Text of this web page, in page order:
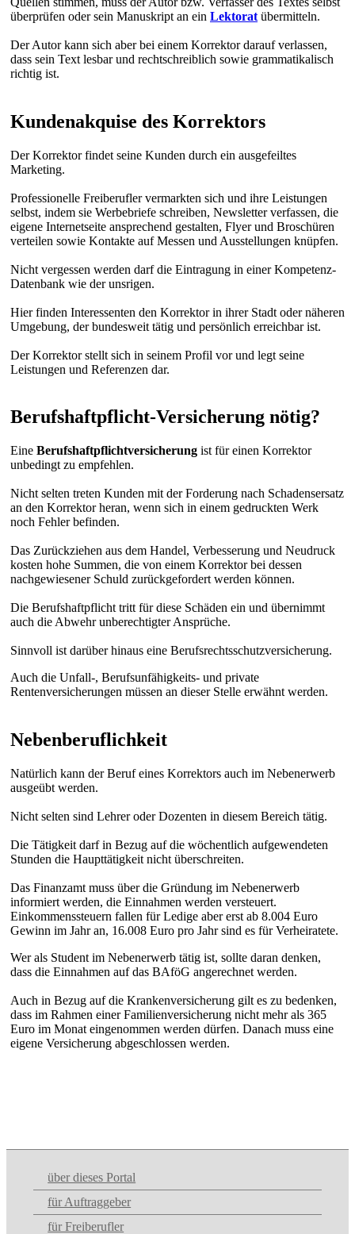
überprüfen oder sein Manuskript an ein Lektorat übermitteln.
Der Autor kann sich aber bei einem Korrektor darauf verlassen,
dass sein Text lesbar und rechtschreiblich sowie grammatikalisch
richtig ist.
Kundenakquise des Korrektors
Der Korrektor findet seine Kunden durch ein ausgefeiltes
Marketing.
Professionelle Freiberufler vermarkten sich und ihre Leistungen
selbst, indem sie Werbebriefe schreiben, Newsletter verfassen, die
eigene Internetseite ansprechend gestalten, Flyer und Broschüren
verteilen sowie Kontakte auf Messen und Ausstellungen knüpfen.
Nicht vergessen werden darf die Eintragung in einer Kompetenz-
Datenbank wie der unsrigen.
Hier finden Interessenten den Korrektor in ihrer Stadt oder näheren
Umgebung, der bundesweit tätig und persönlich erreichbar ist.
Der Korrektor stellt sich in seinem Profil vor und legt seine
Leistungen und Referenzen dar.
Berufshaftpflicht-Versicherung nötig?
Eine Berufshaftpflichtversicherung ist für einen Korrektor
unbedingt zu empfehlen.
Nicht selten treten Kunden mit der Forderung nach Schadensersatz
an den Korrektor heran, wenn sich in einem gedruckten Werk
noch Fehler befinden.
Das Zurückziehen aus dem Handel, Verbesserung und Neudruck
kosten hohe Summen, die von einem Korrektor bei dessen
nachgewiesener Schuld zurückgefordert werden können.
Die Berufshaftpflicht tritt für diese Schäden ein und übernimmt
auch die Abwehr unberechtigter Ansprüche.
Sinnvoll ist darüber hinaus eine Berufsrechtsschutzversicherung.
Auch die Unfall-, Berufsunfähigkeits- und private
Rentenversicherungen müssen an dieser Stelle erwähnt werden.
Nebenberuflichkeit
Natürlich kann der Beruf eines Korrektors auch im Nebenerwerb
ausgeübt werden.
Nicht selten sind Lehrer oder Dozenten in diesem Bereich tätig.
Die Tätigkeit darf in Bezug auf die wöchentlich aufgewendeten
Stunden die Haupttätigkeit nicht überschreiten.
Das Finanzamt muss über die Gründung im Nebenerwerb
informiert werden, die Einnahmen werden versteuert.
Einkommenssteuern fallen für Ledige aber erst ab 8.004 Euro
Gewinn im Jahr an, 16.008 Euro pro Jahr sind es für Verheiratete.
Wer als Student im Nebenerwerb tätig ist, sollte daran denken,
dass die Einnahmen auf das BAföG angerechnet werden.
Auch in Bezug auf die Krankenversicherung gilt es zu bedenken,
dass im Rahmen einer Familienversicherung nicht mehr als 365
Euro im Monat eingenommen werden dürfen. Danach muss eine
eigene Versicherung abgeschlossen werden.
über dieses Portal
für Auftraggeber
für Freiberufler